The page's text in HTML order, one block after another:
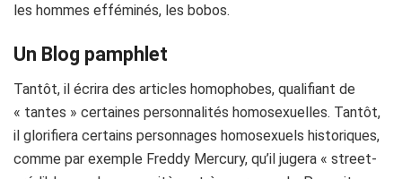
les hommes efféminés, les bobos.
Un Blog pamphlet
Tantôt, il écrira des articles homophobes, qualifiant de
« tantes » certaines personnalités homosexuelles. Tantôt,
il glorifiera certains personnages homosexuels historiques,
comme par exemple Freddy Mercury, qu’il jugera « street-